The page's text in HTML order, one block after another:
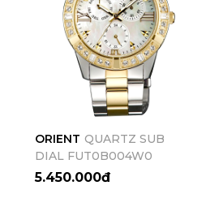
ORIENT QUARTZ SUB
DIAL FUT0B004W0
5.450.000đ